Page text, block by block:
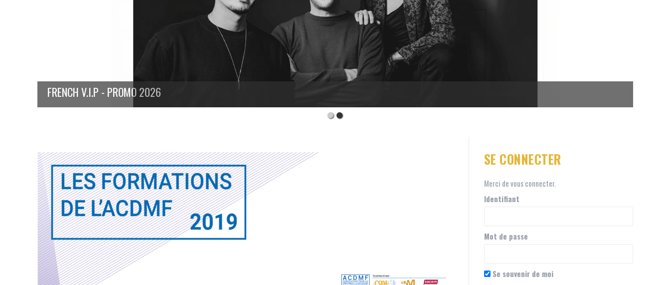
FRENCH V.I.P - PROMO 2026
SE CONNECTER
Merci de vous connecter.
Identifiant
Mot de passe
Se souvenir de moi